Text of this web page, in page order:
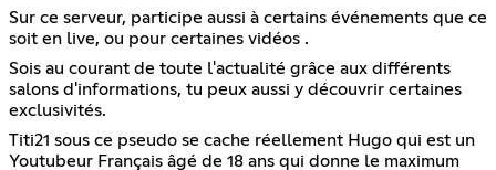
Sur ce serveur, participe aussi à certains événements que ce
soit en live, ou pour certaines vidéos .
Sois au courant de toute l'actualité grâce aux différents
salons d'informations, tu peux aussi y découvrir certaines
exclusivités.
Titi21 sous ce pseudo se cache réellement Hugo qui est un
Youtubeur Français âgé de 18 ans qui donne le maximum